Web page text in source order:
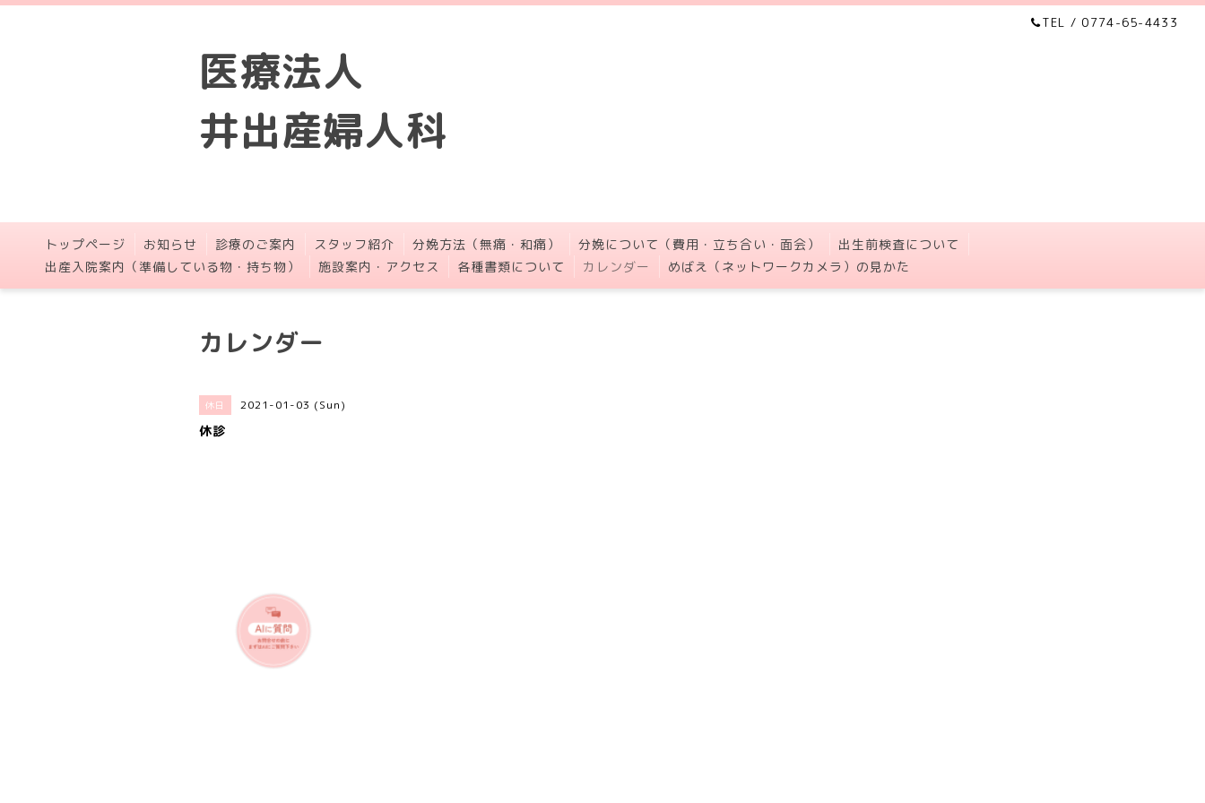
TEL / 0774-65-4433
医療法人
井出産婦人科
トップページ お知らせ 診療のご案内 スタッフ紹介 分娩方法（無痛・和痛） 分娩について（費用・立ち合い・面会）
出生前検査について
出産入院案内（準備している物・持ち物）
施設案内・アクセス 各種書類について カレンダー めばえ（ネットワークカメラ）の見かた
カレンダー
休日 2021-01-03 (Sun)
休診